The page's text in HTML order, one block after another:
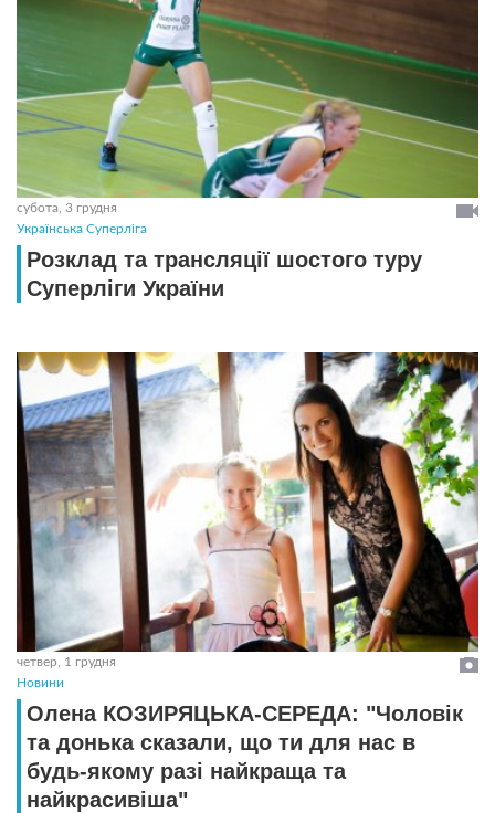
субота, 3 грудня
Українська Суперліга
Розклад та трансляцiї шостого туру
Суперлiги України
четвер, 1 грудня
Новини
Олена КОЗИРЯЦЬКА-СЕРЕДА: "Чоловік
та донька сказали, що ти для нас в
будь-якому разі найкраща та
найкрасивіша"